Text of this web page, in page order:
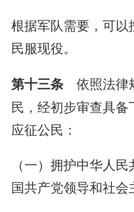
根据军队需要，可
民服现役。
第十三条 依照法律
民，经初步审查具
应征公民：
（一）拥护中华人
国共产党领导和社会